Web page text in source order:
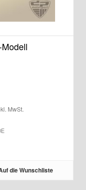
€
MwSt.
die Wunschliste